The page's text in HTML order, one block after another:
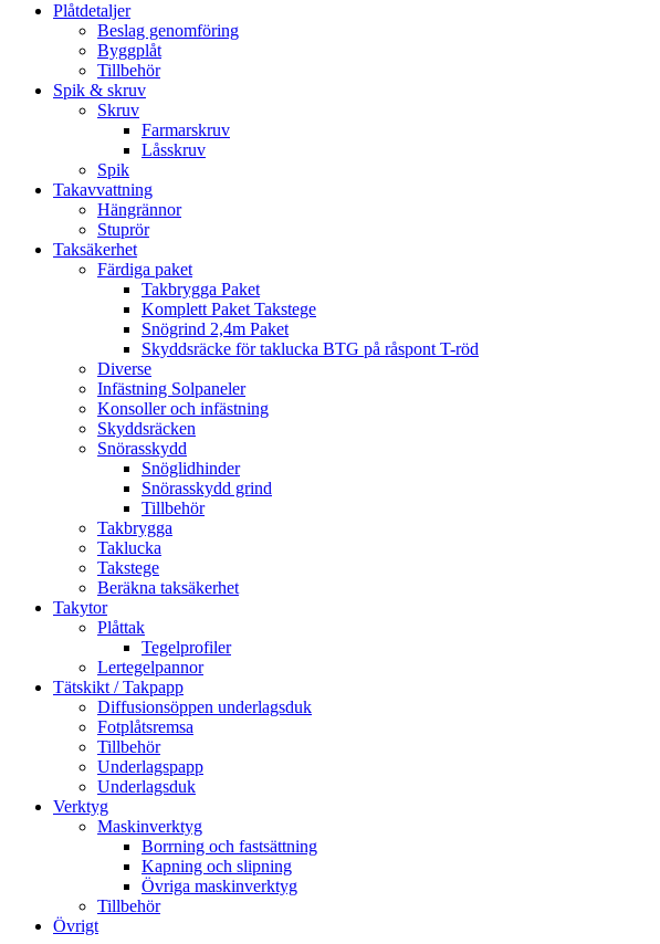
Plåtdetaljer
Beslag genomföring
Byggplåt
Tillbehör
Spik & skruv
Skruv
Farmarskruv
Låsskruv
Spik
Takavvattning
Hängrännor
Stuprör
Taksäkerhet
Färdiga paket
Takbrygga Paket
Komplett Paket Takstege
Snögrind 2,4m Paket
Skyddsräcke för taklucka BTG på råspont T-röd
Diverse
Infästning Solpaneler
Konsoller och infästning
Skyddsräcken
Snörasskydd
Snöglidhinder
Snörasskydd grind
Tillbehör
Takbrygga
Taklucka
Takstege
Beräkna taksäkerhet
Takytor
Plåttak
Tegelprofiler
Lertegelpannor
Tätskikt / Takpapp
Diffusionsöppen underlagsduk
Fotplåtsremsa
Tillbehör
Underlagspapp
Underlagsduk
Verktyg
Maskinverktyg
Borrning och fastsättning
Kapning och slipning
Övriga maskinverktyg
Tillbehör
Övrigt